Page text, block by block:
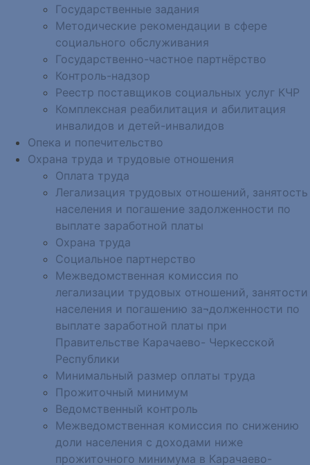
Государственные задания
Методические рекомендации в сфере
социального обслуживания
Государственно-частное партнёрство
Контроль-надзор
Реестр поставщиков социальных услуг КЧР
Комплексная реабилитация и абилитация
инвалидов и детей-инвалидов
Опека и попечительство
Охрана труда и трудовые отношения
Оплата труда
Легализация трудовых отношений, занятость
населения и погашение задолженности по
выплате заработной платы
Охрана труда
Социальное партнерство
Межведомственная комиссия по
легализации трудовых отношений, занятости
населения и погашению за¬долженности по
выплате заработной платы при
Правительстве Карачаево- Черкесской
Республики
Минимальный размер оплаты труда
Прожиточный минимум
Ведомственный контроль
Межведомственная комиссия по снижению
доли населения с доходами ниже
прожиточного минимума в Карачаево-